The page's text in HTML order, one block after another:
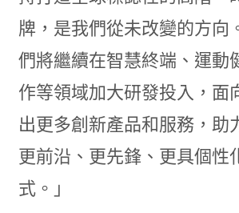
牌，是我們從未改變的方向
們將繼續在智慧終端、運動
作等領域加大研發投入，面
出更多創新產品和服務，助
更前沿、更先鋒、更具個性
式。」